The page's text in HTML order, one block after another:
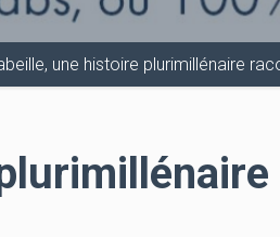
une histoire plurimillénaire